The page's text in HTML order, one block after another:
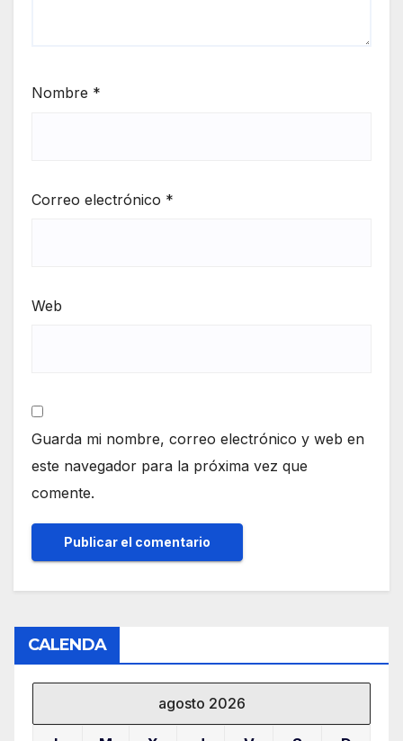
Nombre *
Correo electrónico *
Web
Guarda mi nombre, correo electrónico y web en
este navegador para la próxima vez que
comente.
CALENDA
agosto 2026